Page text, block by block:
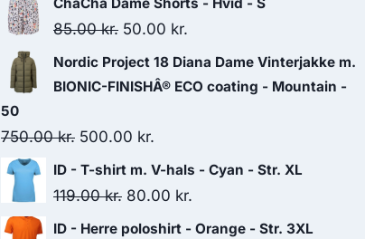
was:
85.00kr. Original
price
was:
50.00 kr.
price
is:
Nordic Project 18 Diana Dame Vinterjakke m.
BIONIC-FINISHÂ® ECO coating - Mountain -
50
750.00kr. Original
price
was:
500.00 kr.
price
is:
ID - T-shirt m. V-hals - Cyan - Str. XL
119.00kr. Original
price
80.00 kr.
price
ID - Herre poloshirt - Orange - Str. 3XL